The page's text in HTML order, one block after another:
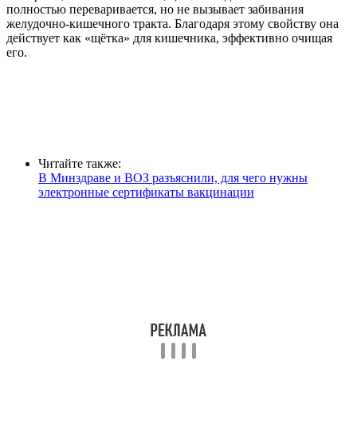
полностью переваривается, но не вызывает забивания
желудочно-кишечного тракта. Благодаря этому свойству она
действует как «щётка» для кишечника, эффективно очищая
его.
Читайте также:
В Минздраве и ВОЗ разъяснили, для чего нужны
электронные сертификаты вакцинации